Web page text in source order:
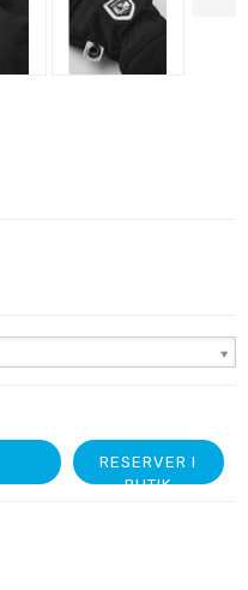
RESERVER I
BUTIK